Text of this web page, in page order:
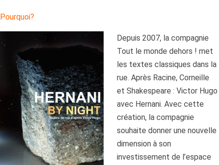
Pourquoi?
Depuis 2007, la compagnie
Tout le monde dehors ! met
les textes classiques dans la
rue. Après Racine, Corneille
et Shakespeare : Victor Hugo
avec Hernani. Avec cette
création, la compagnie
souhaite donner une nouvelle
dimension à son
investissement de l’espace